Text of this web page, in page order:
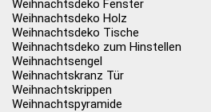
Weihnachtsdeko Fenster
Weihnachtsdeko Holz
Weihnachtsdeko Tische
Weihnachtsdeko zum Hinstellen
Weihnachtsengel
Weihnachtskranz Tür
Weihnachtskrippen
Weihnachtspyramide